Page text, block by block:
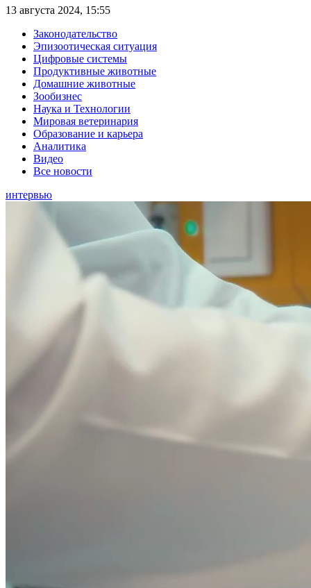
13 августа 2024, 15:55
Законодательство
Эпизоотическая ситуация
Цифровые системы
Продуктивные животные
Домашние животные
Зообизнес
Наука и Технологии
Мировая ветеринария
Образование и карьера
Аналитика
Видео
Все новости
интервью